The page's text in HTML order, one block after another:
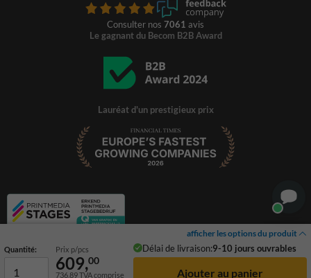
afficher les options du produit
Quantité: Prix p/pcs Délai de livraison:9-10 jours ouvrables
609,00
736,89TVA comprise
Consulter nos 7061 avis
Le gagnant du Becom B2B Award
Lauréat d'un prestigieux prix